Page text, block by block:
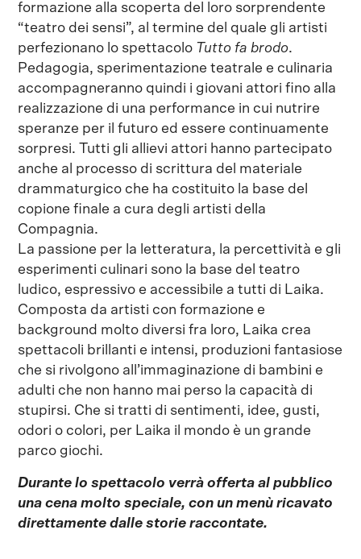
formazione alla scoperta del loro sorprendente
“teatro dei sensi”, al termine del quale gli artisti
perfezionano lo spettacolo Tutto fa brodo.
Pedagogia, sperimentazione teatrale e culinaria
accompagneranno quindi i giovani attori fino alla
realizzazione di una performance in cui nutrire
speranze per il futuro ed essere continuamente
sorpresi. Tutti gli allievi attori hanno partecipato
anche al processo di scrittura del materiale
drammaturgico che ha costituito la base del
copione finale a cura degli artisti della
Compagnia.
La passione per la letteratura, la percettività e gli
esperimenti culinari sono la base del teatro
ludico, espressivo e accessibile a tutti di Laika.
Composta da artisti con formazione e
background molto diversi fra loro, Laika crea
spettacoli brillanti e intensi, produzioni fantasiose
che si rivolgono all’immaginazione di bambini e
adulti che non hanno mai perso la capacità di
stupirsi. Che si tratti di sentimenti, idee, gusti,
odori o colori, per Laika il mondo è un grande
parco giochi.
Durante lo spettacolo verrà offerta al pubblico
una cena molto speciale, con un menù ricavato
direttamente dalle storie raccontate.